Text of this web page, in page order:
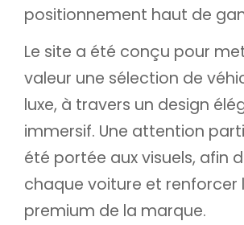
positionnement haut de
Le site a été conçu pour
valeur une sélection de
luxe, à travers un design
immersif. Une attention
été portée aux visuels, afin
chaque voiture et renforcer
premium de la marque.